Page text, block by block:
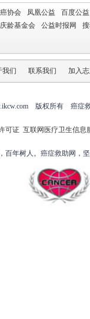
协会 凤凰公益
百度公益
龄基金会 公益时报网
我们 联系我们 加入
版权所有 癌症
可证 互联网医疗卫生信息
百年树人。癌症救助网，